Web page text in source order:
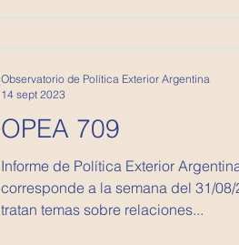
OPEA 709
Informe de Política Exterior
corresponde a la semana del 31/08/
tratan temas sobre relaciones...
Observatorio de Política Exterior Argentina
14 sept 2023